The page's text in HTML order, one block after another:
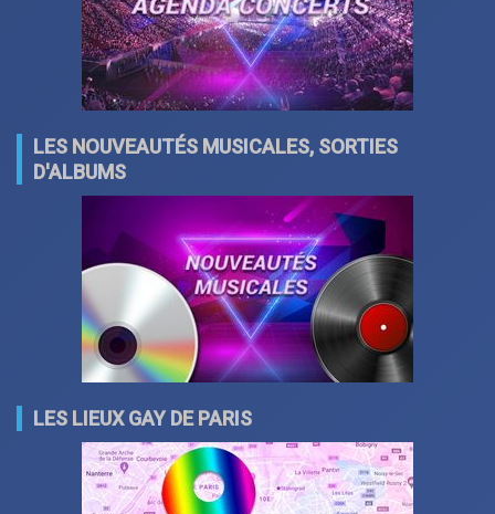
LES NOUVEAUTÉS MUSICALES, SORTIES
D'ALBUMS
LES LIEUX GAY DE PARIS